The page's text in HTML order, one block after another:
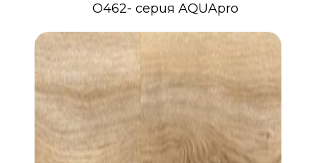
O462- серия AQUApro